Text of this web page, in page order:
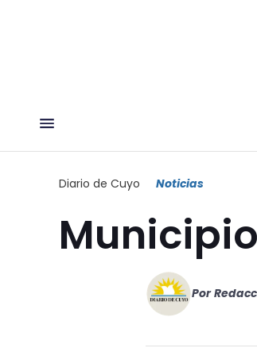
Diario de Cuyo Noticias
Por